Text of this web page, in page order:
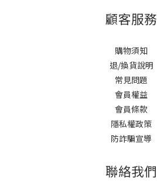
顧客服務
購物須知
退/換貨說明
常見問題
會員權益
會員條款
隱私權政策
防詐騙宣導
聯絡我們